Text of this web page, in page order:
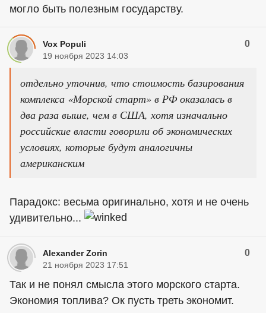
могло быть полезным государству.
Vox Populi 0
19 ноября 2023 14:03
отдельно уточнив, что стоимость базирования
комплекса «Морской старт» в РФ оказалась в
два раза выше, чем в США, хотя изначально
российские власти говорили об экономических
условиях, которые будут аналогичны
американским
Парадокс: весьма оригинально, хотя и не очень
удивительно...
Alexander Zorin 0
21 ноября 2023 17:51
Так и не понял смысла этого морского старта.
Экономия топлива? Ок пусть треть экономит.